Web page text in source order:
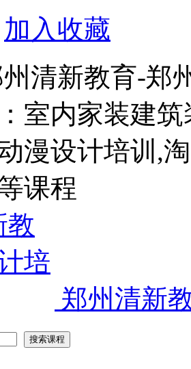
加入收藏
清新教育-郑
室内家装建
漫设计培训,
课程
郑州清新